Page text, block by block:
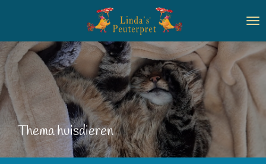
naar
de
hoofdinhoud
Thema huisdieren